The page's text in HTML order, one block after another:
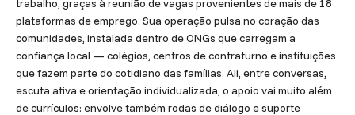
trabalho, graças à reunião de vagas provenientes de mais de 18
plataformas de emprego. Sua operação pulsa no coração das
comunidades, instalada dentro de ONGs que carregam a
confiança local — colégios, centros de contraturno e instituições
que fazem parte do cotidiano das famílias. Ali, entre conversas,
escuta ativa e orientação individualizada, o apoio vai muito além
de currículos: envolve também rodas de diálogo e suporte